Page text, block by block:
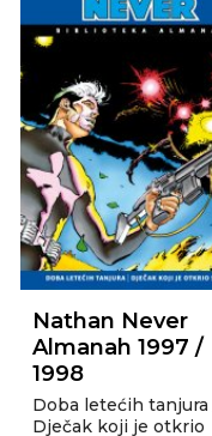
Nathan Never
Almanah 1997 /
1998
Doba letećih tanjura
Dječak koji je otkrio